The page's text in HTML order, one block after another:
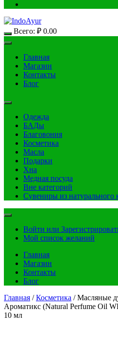
Всего: ₽ 0.00
Главная
Магазин
Контакты
Блог
Одежда
БАДы
Благовония
Косметика
Масла
Подарки
Хна
Медная посуда
Вне категорий
Сувениры из натурального
Войти или
Мой список желаний
Главная
Магазин
Контакты
Блог
Главная /Косметика / Масляные
Ароматикс (Natural Perfume Oil
10 мл